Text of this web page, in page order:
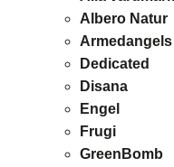
menu
Albero Natur
Armedangels
Dedicated
Disana
Engel
Frugi
GreenBomb